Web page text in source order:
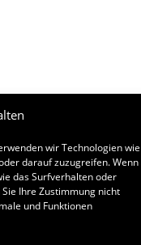
wir Technologien wie
darauf zuzugreifen. Wenn
das Surfverhalten oder
Ihre Zustimmung nicht
und Funktionen